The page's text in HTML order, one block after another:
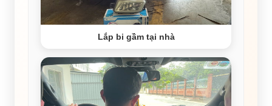
Lắp bi gầm tại nhà